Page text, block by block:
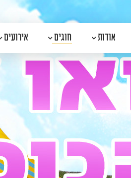
אודות חוגים אירועים